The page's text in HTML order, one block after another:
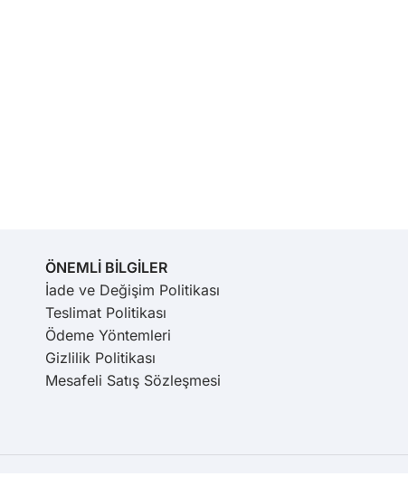
ÖNEMLİ BİLGİLER
İade ve Değişim Politikası
Teslimat Politikası
Ödeme Yöntemleri
Gizlilik Politikası
Mesafeli Satış Sözleşmesi